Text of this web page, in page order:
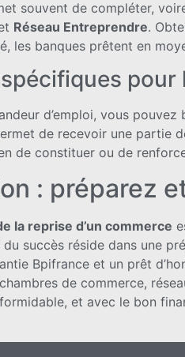
souvent de compléter,
Réseau Entreprendre.
les banques prêtent en
pour
d’emploi, vous pouvez
de recevoir une partie
de constituer ou de
: préparez
la reprise d’un commerce
succès réside dans une
Bpifrance et un prêt
de commerce,
et avec le bon